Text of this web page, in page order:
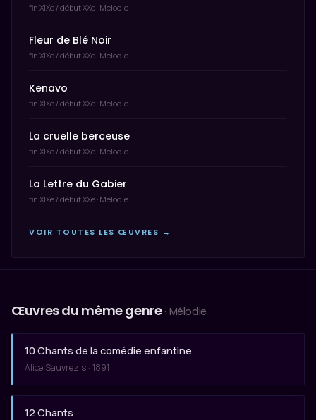
fin XIXe / début XXe · Melodie
Fleur de Blé Noir
fin XIXe / début XXe · Melodie
Kenavo
fin XIXe / début XXe · Melodie
La cruelle berceuse
fin XIXe / début XXe · Melodie
La Lettre du Gabier
fin XIXe / début XXe · Melodie
VOIR TOUTES LES ŒUVRES →
Œuvres du même genre · Mélodie
10 Chants de la comédie enfantine
Alice Sauvrezis · 1891
12 Chants